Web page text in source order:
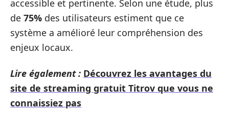
accessible et pertinente. Selon une étude, plus
de 75% des utilisateurs estiment que ce
système a amélioré leur compréhension des
enjeux locaux.
Lire également : Découvrez les avantages du
site de streaming gratuit Titrov que vous ne
connaissiez pas